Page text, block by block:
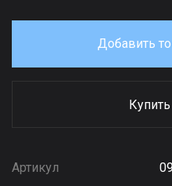
Добавить
Артикул